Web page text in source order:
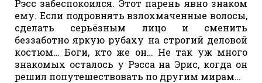
Рэсс забеспокоился. Этот парень явно знаком
ему. Если подровнять взлохмаченные волосы,
сделать серьёзным лицо и сменить
беззаботно яркую рубаху на строгий деловой
костюм… Боги, кто же он… Не так уж много
знакомых осталось у Рэсса на Эрис, когда он
решил попутешествовать по другим мирам…